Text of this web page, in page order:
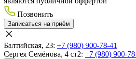
Позвонить
Записаться на приём
Балтийская, 23: +7 (980) 900-78-41
Сергея Семёнова, 4 ст2: +7 (980) 900-